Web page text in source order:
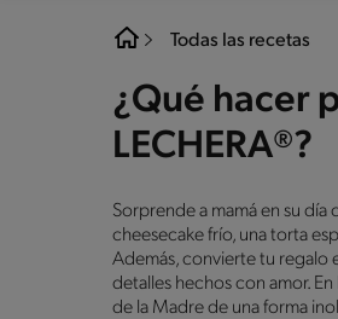
Todas las recetas
¿Qué hacer
LECHERA®?
Sorprende a mamá en su
cheesecake frío, una torta
Además, convierte tu regalo
detalles hechos con amor.
de la Madre de una forma